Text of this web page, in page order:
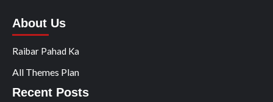
About Us
Raibar Pahad Ka
All Themes Plan
Recent Posts